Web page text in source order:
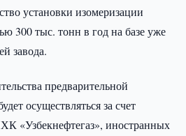
установки изомеризации
300 тыс. тонн в год на базе уже
завода.
предварительной
осуществляться за счет
«Узбекнефтегаз», иностранных